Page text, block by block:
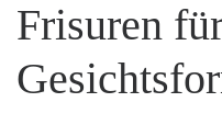
Frisuren